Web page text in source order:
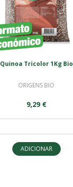
Quinoa Tricolor 1Kg Bio
ORIGENS BIO
9,29 €
ADICIONAR